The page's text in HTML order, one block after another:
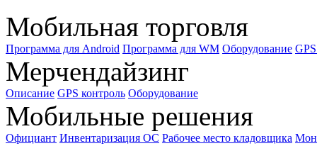
Мобильная торговля
Программа для Android Программа для WM Оборудование
Мерчендайзинг
Описание GPS контроль Оборудование
Мобильные решения
Официант Инвентаризация ОС Рабочее место кладовщика